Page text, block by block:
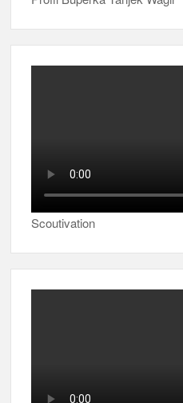
Scoutivation